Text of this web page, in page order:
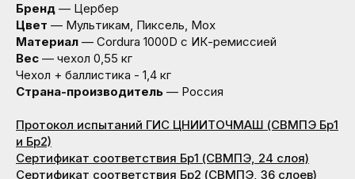
Бренд — Цербер
Цвет — Мультикам, Пиксель, Мох
Материал — Cordura 1000D с ИК-ремиссией
Вес — чехол 0,55 кг
Чехол + баллистика - 1,4 кг
Страна-производитель — Россия
Протокол испытаний ГИС ЦНИИТОЧМАШ (СВМПЭ Бр1
и Бр2)
Сертификат соответствия Бр1 (СВМПЭ, 24 слоя)
Сертификат соответствия Бр2 (СВМПЭ, 36 слоев)